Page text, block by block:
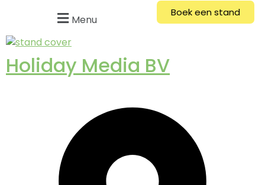
Menu
Boek een stand
Holiday Media BV